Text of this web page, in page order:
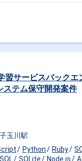
習サービスバック
ステム保守開発案件
玉川駅
Python Ruby
SQLite Node.js